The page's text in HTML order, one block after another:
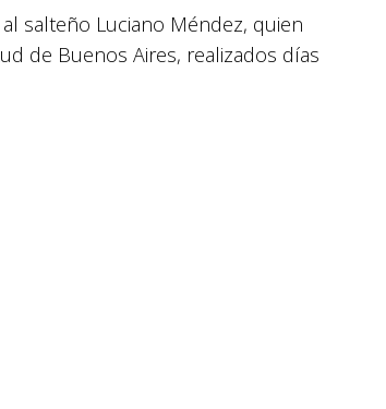
salteño Luciano Méndez, quien
de Buenos Aires, realizados días